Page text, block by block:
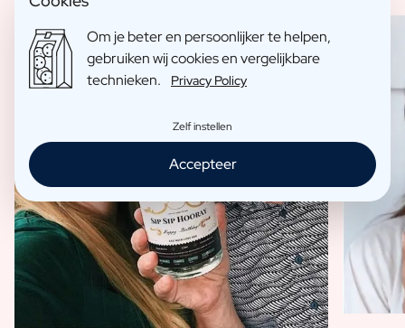
Om je beter en persoonlijker te helpen,
gebruiken wij cookies en vergelijkbare
technieken.
Privacy Policy
Zelf instellen
Accepteer